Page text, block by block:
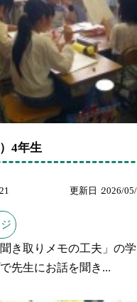
4年生
更新日 2026/05/
き取りメモの工夫」の
先生にお話を聞き...